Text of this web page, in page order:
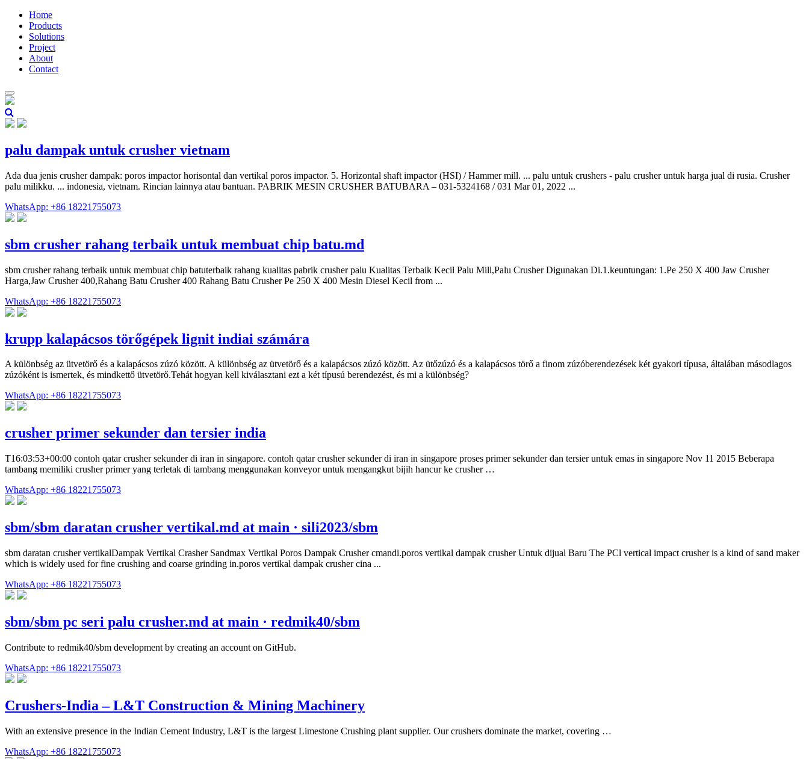
Home
Products
Solutions
Project
About
Contact
palu dampak untuk crusher vietnam
Ada dua jenis crusher dampak: poros impactor horisontal dan vertikal poros impactor. 5. Horizontal shaft impactor (HSI) / Hammer mill. ... palu untuk crushers - palu crusher untuk harga jual di rusia. Crusher
palu milikku. ... indonesia, vietnam. Rincian lainnya atau bantuan. PABRIK MESIN CRUSHER BATUBARA – 031-5324168 / 031 Mar 01, 2022 ...
WhatsApp: +86 18221755073
sbm crusher rahang terbaik untuk membuat chip batu.md
sbm crusher rahang terbaik untuk membuat chip batuterbaik rahang kualitas pabrik crusher palu Kualitas Terbaik Kecil Palu Mill,Palu Crusher Digunakan Di.1.keuntungan: 1.Pe 250 X 400 Jaw Crusher
Harga,Jaw Crusher 400,Rahang Batu Crusher 400 Rahang Batu Crusher Pe 250 X 400 Mesin Diesel Kecil from ...
WhatsApp: +86 18221755073
krupp kalapácsos törőgépek lignit indiai számára
A különbség az ütvetörő és a kalapácsos zúzó között. A különbség az ütvetörő és a kalapácsos zúzó között. Az ütőzúzó és a kalapácsos törő a finom zúzóberendezések két gyakori típusa, általában másodlagos
zúzóként is ismertek, és mindkettő ütvetörő.Tehát hogyan kell kiválasztani ezt a két típusú berendezést, és mi a különbség?
WhatsApp: +86 18221755073
crusher primer sekunder dan tersier india
T16:03:53+00:00 contoh qatar crusher sekunder di iran in singapore. contoh qatar crusher sekunder di iran in singapore proses primer sekunder dan tersier untuk emas in singapore Nov 11 2015 Beberapa
tambang memiliki crusher primer yang terletak di tambang menggunakan konveyor untuk mengangkut bijih hancur ke crusher …
WhatsApp: +86 18221755073
sbm/sbm daratan crusher vertikal.md at main · sili2023/sbm
sbm daratan crusher vertikalDampak Vertikal Crasher Sandmax Vertikal Poros Dampak Crusher cmandi.poros vertikal dampak crusher Untuk dijual Baru The PCl vertical impact crusher is a kind of sand maker
which is widely used for fine crushing and coarse grinding in.poros vertikal dampak crusher cina ...
WhatsApp: +86 18221755073
sbm/sbm pc seri palu crusher.md at main · redmik40/sbm
Contribute to redmik40/sbm development by creating an account on GitHub.
WhatsApp: +86 18221755073
Crushers-India – L&T Construction & Mining Machinery
With an extensive presence in the Indian Cement Industry, L&T is the largest Limestone Crushing plant supplier. Our crushers dominate the market, covering …
WhatsApp: +86 18221755073